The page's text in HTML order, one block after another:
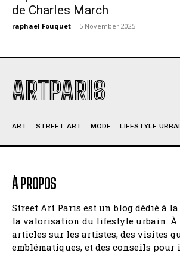
de Charles March
raphael Fouquet - 5 November 2025
ARTPARIS
ART STREET ART MODE LIFESTYLE
À PROPOS
Street Art Paris est un blog dédié à la
la valorisation du lifestyle urbain. À
articles sur les artistes, des visites
emblématiques, et des conseils pour